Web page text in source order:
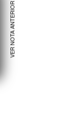
VER NOTA ANTERIOR